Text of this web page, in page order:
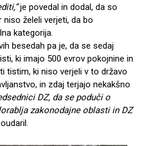
je povedal in dodal, da so
želeli verjeti, da bo
kategorija.
besedah pa je, da se sedaj
ki imajo 500 evrov pokojnine in
tistim, ki niso verjeli v to državo
in zdaj terjajo nekakšno
DZ, da se poduči o
zakonodajne oblasti in DZ